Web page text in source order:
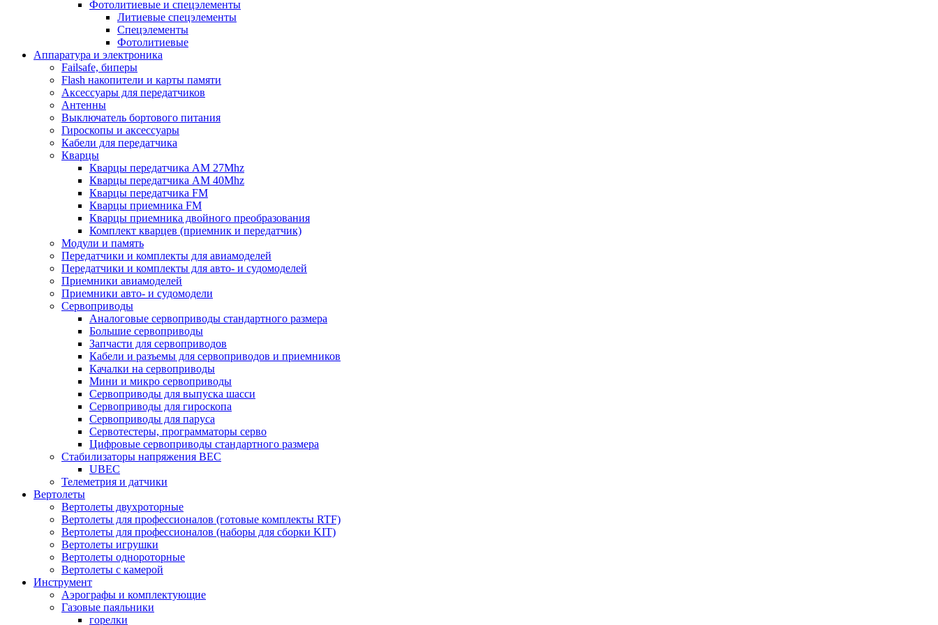
Фотолитиевые и спецэлементы
Литиевые спецэлементы
Спецэлементы
Фотолитиевые
Аппаратура и электроника
Failsafe, биперы
Flash накопители и карты памяти
Аксессуары для передатчиков
Антенны
Выключатель бортового питания
Гироскопы и аксессуары
Кабели для передатчика
Кварцы
Кварцы передатчика AM 27Mhz
Кварцы передатчика AM 40Mhz
Кварцы передатчика FM
Кварцы приемника FM
Кварцы приемника двойного преобразования
Комплект кварцев (приемник и передатчик)
Модули и память
Передатчики и комплекты для авиамоделей
Передатчики и комплекты для авто- и судомоделей
Приемники авиамоделей
Приемники авто- и судомодели
Сервоприводы
Аналоговые сервоприводы стандартного размера
Большие сервоприводы
Запчасти для сервоприводов
Кабели и разъемы для сервоприводов и приемников
Качалки на сервоприводы
Мини и микро сервоприводы
Сервоприводы для выпуска шасси
Сервоприводы для гироскопа
Сервоприводы для паруса
Сервотестеры, программаторы серво
Цифровые сервоприводы стандартного размера
Стабилизаторы напряжения BEC
UBEC
Телеметрия и датчики
Вертолеты
Вертолеты двухроторные
Вертолеты для профессионалов (готовые комплекты RTF)
Вертолеты для профессионалов (наборы для сборки KIT)
Вертолеты игрушки
Вертолеты однороторные
Вертолеты с камерой
Инструмент
Аэрографы и комплектующие
Газовые паяльники
горелки